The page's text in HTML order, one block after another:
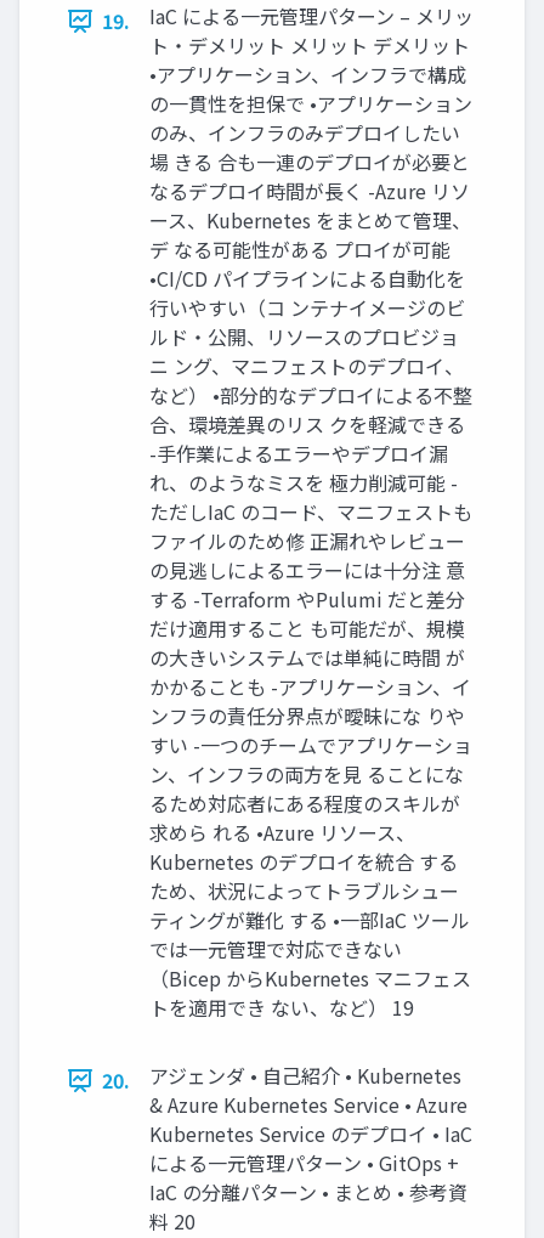
19.
IaC による一元管理パターン – メリッ
ト・デメリット メリット デメリット
•アプリケーション、インフラで構成
の一貫性を担保で •アプリケーション
のみ、インフラのみデプロイしたい
場 きる 合も一連のデプロイが必要と
なるデプロイ時間が長く -Azure リソ
ース、Kubernetes をまとめて管理、
デ なる可能性がある プロイが可能
•CI/CD パイプラインによる自動化を
行いやすい（コ ンテナイメージのビ
ルド・公開、リソースのプロビジョ
ニ ング、マニフェストのデプロイ、
など） •部分的なデプロイによる不整
合、環境差異のリス クを軽減できる
-手作業によるエラーやデプロイ漏
れ、のようなミスを 極力削減可能 -
ただしIaC のコード、マニフェストも
ファイルのため修 正漏れやレビュー
の見逃しによるエラーには十分注 意
する -Terraform やPulumi だと差分
だけ適用すること も可能だが、規模
の大きいシステムでは単純に時間 が
かかることも -アプリケーション、イ
ンフラの責任分界点が曖昧にな りや
すい -一つのチームでアプリケーショ
ン、インフラの両方を見 ることにな
るため対応者にある程度のスキルが
求めら れる •Azure リソース、
Kubernetes のデプロイを統合 する
ため、状況によってトラブルシュー
ティングが難化 する •一部IaC ツール
では一元管理で対応できない
（Bicep からKubernetes マニフェス
トを適用でき ない、など） 19
20.
アジェンダ • 自己紹介 • Kubernetes
& Azure Kubernetes Service • Azure
Kubernetes Service のデプロイ • IaC
による一元管理パターン • GitOps +
IaC の分離パターン • まとめ • 参考資
料 20